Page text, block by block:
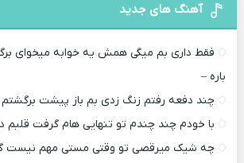
آهنگ های جدید
فقط داری بم میگی همش یه خوابه میخوای
باره –
چند دفعه رفتم زنگ زدی بم باز پیشت
با خودم چند چندم تو تنهایی هام گرفت قلبم
چه شیک میرقصی تو وقتی مستی مهم